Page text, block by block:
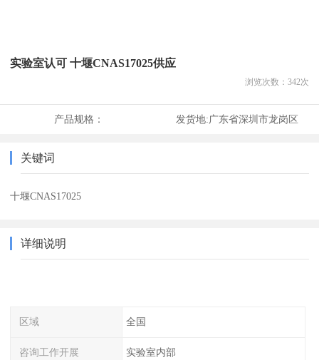
实验室认可 十堰CNAS17025供应
浏览次数： 342次
产品规格： 发货地:广东省深圳市龙岗区
关键词
十堰CNAS17025
详细说明
区域 全国
咨询工作开展 实验室内部